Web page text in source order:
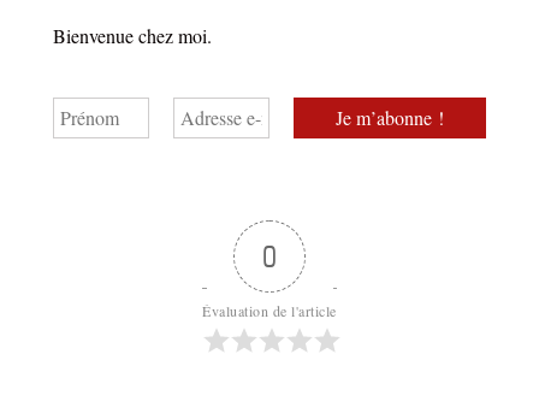
Bienvenue chez moi.
0
Évaluation de l'article